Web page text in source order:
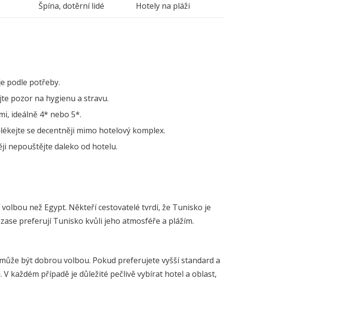
Špína, dotěrní lidé Hotely na pláži
podle potřeby.
pozor na hygienu a stravu.
ideálně 4* nebo 5*.
se decentněji mimo hotelový komplex.
nepouštějte daleko od hotelu.
než Egypt. Někteří cestovatelé tvrdí, že Tunisko je
preferují Tunisko kvůli jeho atmosféře a plážím.
být dobrou volbou. Pokud preferujete vyšší standard a
každém případě je důležité pečlivě vybírat hotel a oblast,